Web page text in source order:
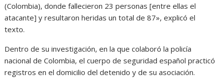
(Colombia), donde fallecieron 23 personas [entre ellas el
atacante] y resultaron heridas un total de 87», explicó el
texto.
Dentro de su investigación, en la que colaboró la policía
nacional de Colombia, el cuerpo de seguridad español practicó
registros en el domicilio del detenido y de su asociación.